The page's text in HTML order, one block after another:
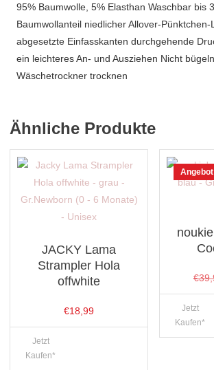
95% Baumwolle, 5% Elasthan Waschbar bis
Baumwollanteil niedlicher Allover-
abgesetzte Einfasskanten durchgehende
ein leichteres An- und Ausziehen Nicht
Wäschetrockner trocknen
Ähnliche Produkte
JACKY Lama
Strampler Hola
offwhite
€18,99
Jetzt
Kaufen*
Angebot!
€
Jetzt
Kaufen*